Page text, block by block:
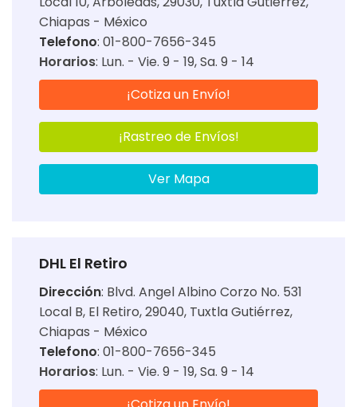
Chiapas - México
Telefono: 01-800-7656-345
Horarios: Lun. - Vie. 9 - 19 Sa. 9 - 14
¡Cotiza un Envío!
¡Rastreo de Envíos!
Ver Mapa
DHL El Retiro
Dirección: Blvd. Angel Albino Corzo No. 531
Local B, El Retiro, 29040, Tuxtla Gutiérrez,
Chiapas - México
Telefono: 01-800-7656-345
Horarios: Lun. - Vie. 9 - 19 Sa. 9 - 14